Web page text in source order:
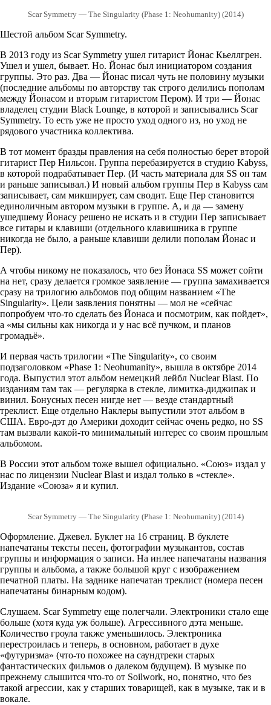
Scar Symmetry — The Singularity (Phase 1: Neohumanity) (2014)
Шестой альбом Scar Symmetry.
В 2013 году из Scar Symmetry ушел гитарист Йонас Кьеллгрен.
Ушел и ушел, бывает. Но. Йонас был инициатором создания
группы. Это раз. Два — Йонас писал чуть не половину музыки
(последние альбомы по авторству так строго делились пополам
между Йонасом и вторым гитаристом Пером). И три — Йонас
владелец студии Black Lounge, в которой и записывались Scar
Symmetry. То есть уже не просто уход одного из, но уход не
рядового участника коллектива.
В тот момент бразды правления на себя полностью берет второй
гитарист Пер Нильсон. Группа перебазируется в студию Kabyss,
в которой подрабатывает Пер. (И часть материала для SS он там
и раньше записывал.) И новый альбом группы Пер в Kabyss сам
записывает, сам микширует, сам сводит. Еще Пер становится
единоличным автором музыки в группе. А, и да — замену
ушедшему Йонасу решено не искать и в студии Пер записывает
все гитары и клавиши (отдельного клавишника в группе
никогда не было, а раньше клавиши делили пополам Йонас и
Пер).
А чтобы никому не показалось, что без Йонаса SS может сойти
на нет, сразу делается громкое заявление — группа замахивается
сразу на трилогию альбомов под общим названием «The
Singularity». Цели заявления понятны — мол не «сейчас
попробуем что-то сделать без Йонаса и посмотрим, как пойдет»,
а «мы сильны как никогда и у нас всё пучком, и планов
громадьё».
И первая часть трилогии «The Singularity», со своим
подзаголовком «Phase 1: Neohumanity», вышла в октябре 2014
года. Выпустил этот альбом немецкий лейбл Nuclear Blast. По
изданиям там так — регулярка в стекле, лимитка-диджипак и
винил. Бонусных песен нигде нет — везде стандартный
треклист. Еще отдельно Наклеры выпустили этот альбом в
США. Евро-дэт до Америки доходит сейчас очень редко, но SS
там вызвали какой-то минимальный интерес со своим прошлым
альбомом.
В России этот альбом тоже вышел официально. «Союз» издал у
нас по лицензии Nuclear Blast и издал только в «стекле».
Издание «Союза» я и купил.
Scar Symmetry — The Singularity (Phase 1: Neohumanity) (2014)
Оформление. Джевел. Буклет на 16 страниц. В буклете
напечатаны тексты песен, фотографии музыкантов, состав
группы и информация о записи. На инлее напечатаны названия
группы и альбома, а также большой круг с изображением
печатной платы. На заднике напечатан треклист (номера песен
напечатаны бинарным кодом).
Слушаем. Scar Symmetry еще полегчали. Электроники стало еще
больше (хотя куда уж больше). Агрессивного дэта меньше.
Количество гроула также уменьшилось. Электроника
перестроилась и теперь, в основном, работает в духе
«футуризма» (что-то похожее на саундтреки старых
фантастических фильмов о далеком будущем). В музыке по
прежнему слышится что-то от Soilwork, но, понятно, что без
такой агрессии, как у старших товарищей, как в музыке, так и в
вокале.